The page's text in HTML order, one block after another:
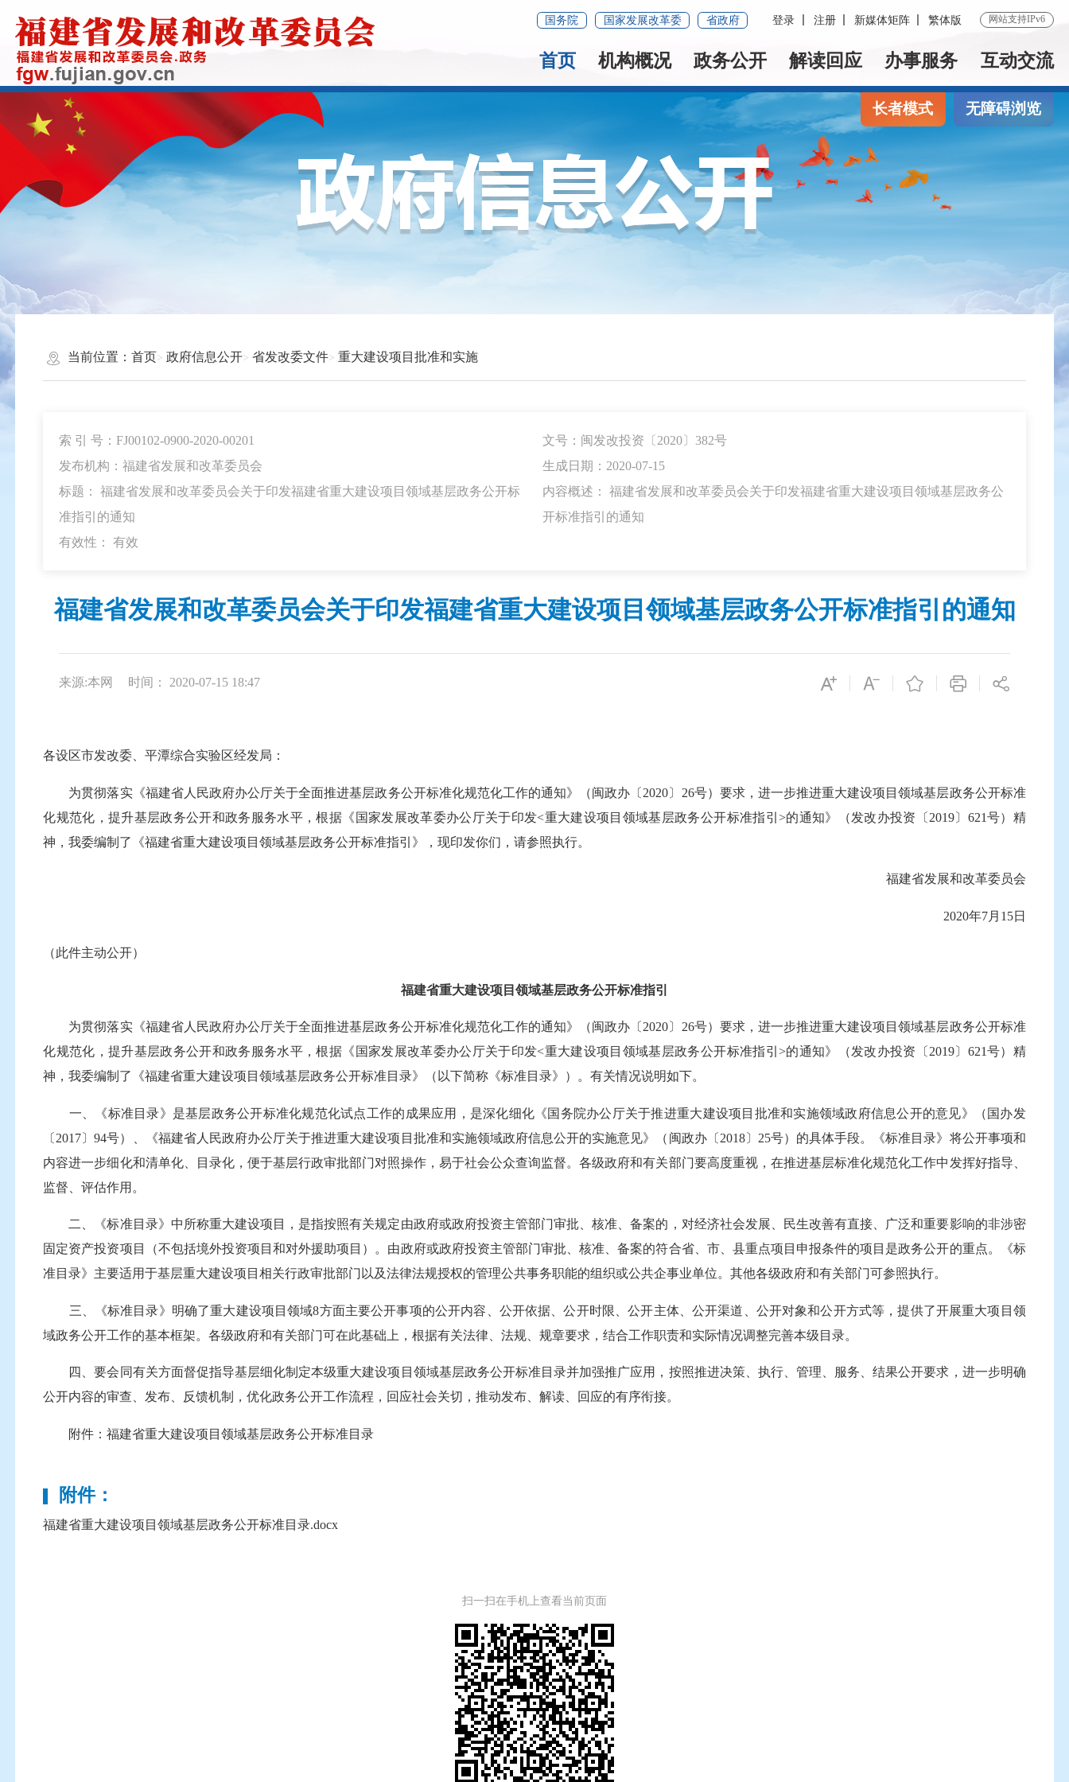
国务院 国家发展改革委 省政府 登录 注册 新媒体矩阵 繁体版 网站支持IPv6
首页 机构概况 政务公开 解读回应 办事服务 互动交流
长者模式 无障碍浏览
当前位置： 首页 政府信息公开 省发改委文件 重大建设项目批准和实施
索 引 号：FJ00102-0900-2020-00201
文号：闽发改投资〔2020〕382号
发布机构：福建省发展和改革委员会
生成日期：2020-07-15
标题： 福建省发展和改革委员会关于印发福建省重大建设项目领域基层政务公开标
准指引的通知
内容概述： 福建省发展和改革委员会关于印发福建省重大建设项目领域基层政务公
开标准指引的通知
有效性： 有效
福建省发展和改革委员会关于印发福建省重大建设项目领域基层政务公开标准指引的通知
来源:本网 时间： 2020-07-15 18:47
各设区市发改委、平潭综合实验区经发局：
为贯彻落实《福建省人民政府办公厅关于全面推进基层政务公开标准化规范化工作的通知》（闽政办〔2020〕26号）要求，进一步推进重大建设项目领域基层政务公开标准
化规范化，提升基层政务公开和政务服务水平，根据《国家发展改革委办公厅关于印发<重大建设项目领域基层政务公开标准指引>的通知》（发改办投资〔2019〕621号）精
神，我委编制了《福建省重大建设项目领域基层政务公开标准指引》，现印发你们，请参照执行。
福建省发展和改革委员会
2020年7月15日
（此件主动公开）
福建省重大建设项目领域基层政务公开标准指引
为贯彻落实《福建省人民政府办公厅关于全面推进基层政务公开标准化规范化工作的通知》（闽政办〔2020〕26号）要求，进一步推进重大建设项目领域基层政务公开标准
化规范化，提升基层政务公开和政务服务水平，根据《国家发展改革委办公厅关于印发<重大建设项目领域基层政务公开标准指引>的通知》（发改办投资〔2019〕621号）精
神，我委编制了《福建省重大建设项目领域基层政务公开标准目录》（以下简称《标准目录》）。有关情况说明如下。
一、《标准目录》是基层政务公开标准化规范化试点工作的成果应用，是深化细化《国务院办公厅关于推进重大建设项目批准和实施领域政府信息公开的意见》（国办发
〔2017〕94号）、《福建省人民政府办公厅关于推进重大建设项目批准和实施领域政府信息公开的实施意见》（闽政办〔2018〕25号）的具体手段。《标准目录》将公开事项和
内容进一步细化和清单化、目录化，便于基层行政审批部门对照操作，易于社会公众查询监督。各级政府和有关部门要高度重视，在推进基层标准化规范化工作中发挥好指导、
监督、评估作用。
二、《标准目录》中所称重大建设项目，是指按照有关规定由政府或政府投资主管部门审批、核准、备案的，对经济社会发展、民生改善有直接、广泛和重要影响的非涉密
固定资产投资项目（不包括境外投资项目和对外援助项目）。由政府或政府投资主管部门审批、核准、备案的符合省、市、县重点项目申报条件的项目是政务公开的重点。《标
准目录》主要适用于基层重大建设项目相关行政审批部门以及法律法规授权的管理公共事务职能的组织或公共企事业单位。其他各级政府和有关部门可参照执行。
三、《标准目录》明确了重大建设项目领域8方面主要公开事项的公开内容、公开依据、公开时限、公开主体、公开渠道、公开对象和公开方式等，提供了开展重大项目领
域政务公开工作的基本框架。各级政府和有关部门可在此基础上，根据有关法律、法规、规章要求，结合工作职责和实际情况调整完善本级目录。
四、要会同有关方面督促指导基层细化制定本级重大建设项目领域基层政务公开标准目录并加强推广应用，按照推进决策、执行、管理、服务、结果公开要求，进一步明确
公开内容的审查、发布、反馈机制，优化政务公开工作流程，回应社会关切，推动发布、解读、回应的有序衔接。
附件：福建省重大建设项目领域基层政务公开标准目录
附件：
福建省重大建设项目领域基层政务公开标准目录.docx
扫一扫在手机上查看当前页面